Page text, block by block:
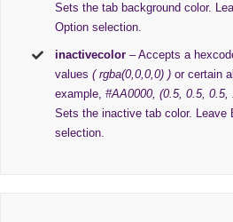
Sets the tab background color.
Option selection.
inactivecolor – Accepts a
values( rgba(0,0,0,0) )or certain
example,#AA0000, (0.5, 0.5,
Sets the inactive tab color. Leave
selection.